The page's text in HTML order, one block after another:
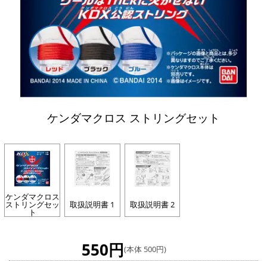
ケンダマクロス ストリングセット
ケンダマクロス
ストリングセッ
ト
取扱説明書 1 取扱説明書 2
550円(本体 500円)